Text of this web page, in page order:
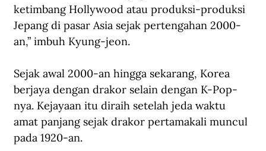
ketimbang Hollywood atau produksi-produksi
Jepang di pasar Asia sejak pertengahan 2000-
an,” imbuh Kyung-jeon.
Sejak awal 2000-an hingga sekarang, Korea
berjaya dengan drakor selain dengan K-Pop-
nya. Kejayaan itu diraih setelah jeda waktu
amat panjang sejak drakor pertamakali muncul
pada 1920-an.